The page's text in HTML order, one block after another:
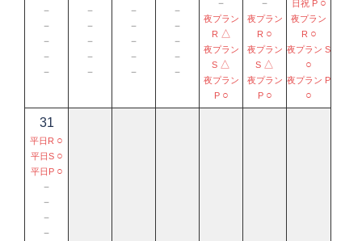
－
－
－
－
－
－
－
－
－
－
－
－
－
－
－
－
－
－
－
－
－
夜プラン
R △
夜プラン
S △
夜プラン
P ○
－
夜プラン
R ○
夜プラン
S △
夜プラン
P ○
日祝 P ○
夜プラン
R ○
夜プラン S
○
夜プラン P
○
31
平日R ○
平日S ○
平日P ○
－
－
－
－